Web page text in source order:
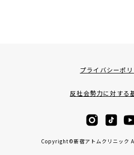
プライバシーポ
反社会勢力に対する
Copyright©新宿アトムクリニック